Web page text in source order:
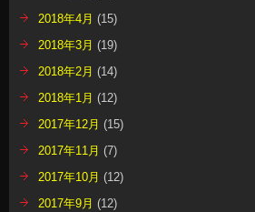
2018年4月 (15)
2018年3月 (19)
2018年2月 (14)
2018年1月 (12)
2017年12月 (15)
2017年11月 (7)
2017年10月 (12)
2017年9月 (12)